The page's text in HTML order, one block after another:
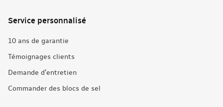
Service personnalisé
10 ans de garantie
Témoignages clients
Demande d'entretien
Commander des blocs de sel